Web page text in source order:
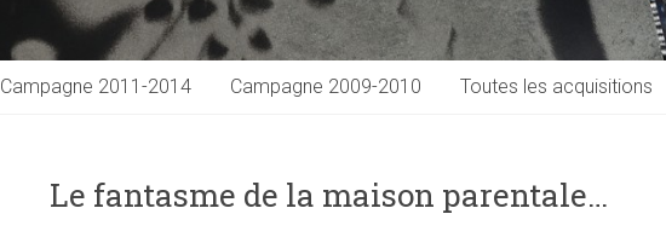
Campagne 2011-2014 Campagne 2009-2010 Toutes les acquisitions
Le fantasme de la maison parentale…